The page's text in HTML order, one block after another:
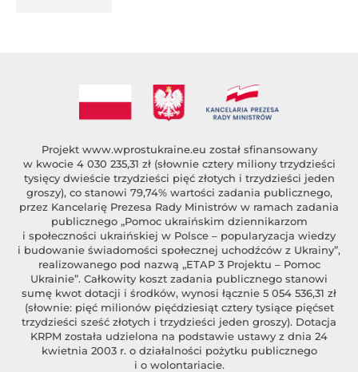
Projekt www.wprostukraine.eu został sfinansowany
w kwocie 4 030 235,31 zł (słownie cztery miliony trzydzieści
tysięcy dwieście trzydzieści pięć złotych i trzydzieści jeden
groszy), co stanowi 79,74% wartości zadania publicznego,
przez Kancelarię Prezesa Rady Ministrów w ramach zadania
publicznego „Pomoc ukraińskim dziennikarzom
i społeczności ukraińskiej w Polsce – popularyzacja wiedzy
i budowanie świadomości społecznej uchodźców z Ukrainy”,
realizowanego pod nazwą „ETAP 3 Projektu – Pomoc
Ukrainie”. Całkowity koszt zadania publicznego stanowi
sumę kwot dotacji i środków, wynosi łącznie 5 054 536,31 zł
(słownie: pięć milionów pięćdziesiąt cztery tysiące pięćset
trzydzieści sześć złotych i trzydzieści jeden groszy). Dotacja
KRPM została udzielona na podstawie ustawy z dnia 24
kwietnia 2003 r. o działalności pożytku publicznego
i o wolontariacie.